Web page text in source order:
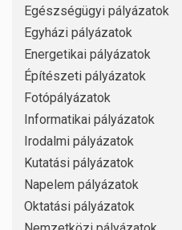
Egészségügyi pályázatok
Egyházi pályázatok
Energetikai pályázatok
Építészeti pályázatok
Fotópályázatok
Informatikai pályázatok
Irodalmi pályázatok
Kutatási pályázatok
Napelem pályázatok
Oktatási pályázatok